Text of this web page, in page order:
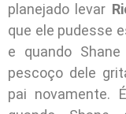
planejado levar
que ele pudesse
e quando
pescoço dele
pai novamente.